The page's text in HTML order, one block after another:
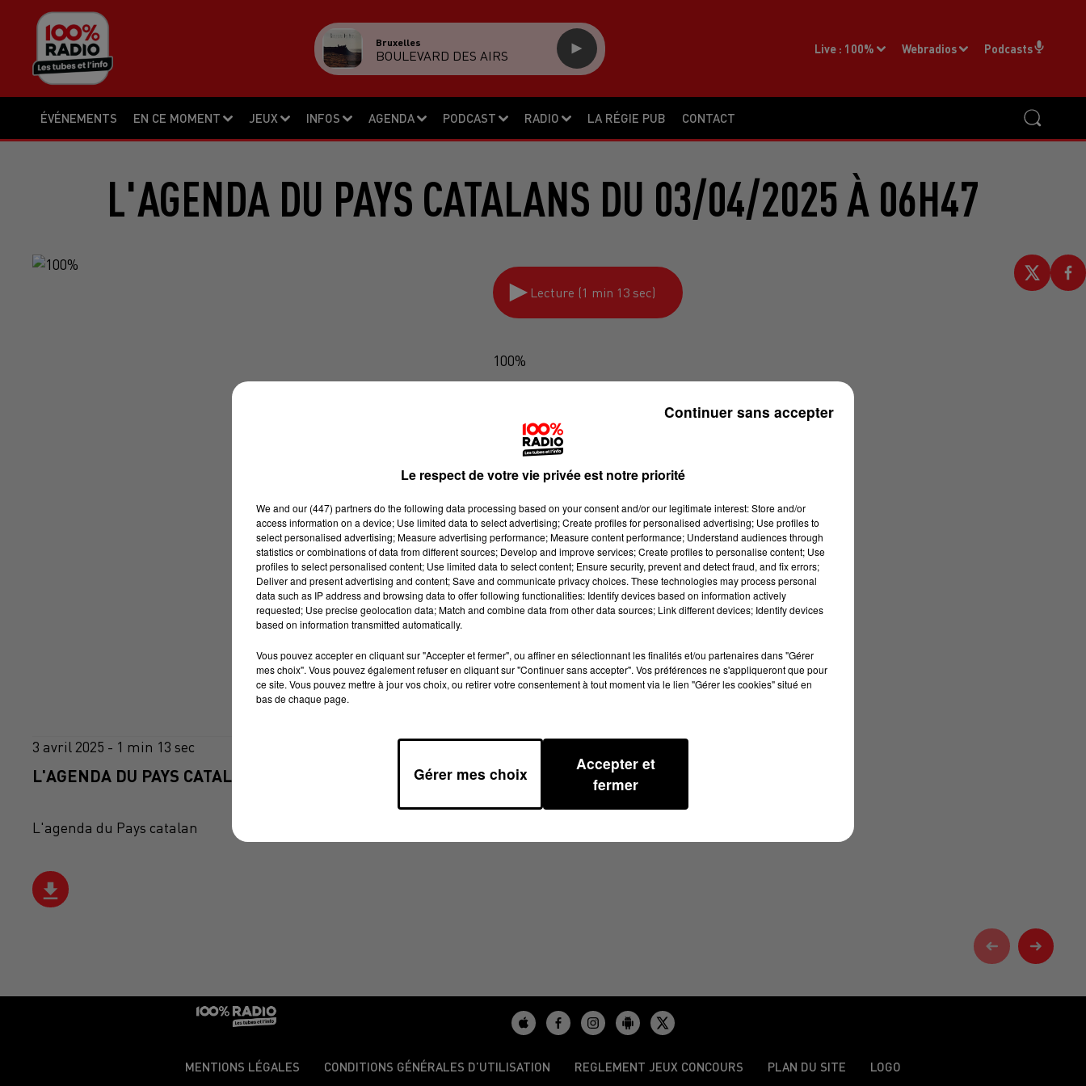
ÉVÉNEMENTS EN CE MOMENT JEUX INFOS AGENDA PODCAST RADIO LA RÉGIE PUB CONTACT
Live : 100% Webradios Podcasts
Bruxelles
BOULEVARD DES AIRS
L'AGENDA DU PAYS CATALANS DU 03/04/2025 À 06H47
Lecture (1 min 13 sec)
100%
3 avril 2025 - 1 min 13 sec
L'AGENDA DU PAYS CATALANS DU 03/04/2025 À 06H47
L'agenda du Pays catalan
MENTIONS LÉGALES CONDITIONS GÉNÉRALES D’UTILISATION REGLEMENT JEUX CONCOURS PLAN DU SITE LOGO
Le respect de votre vie privée est notre priorité
We and our (447) partnersdo the following data processing based on your consent and/or our legitimate interest: Store and/or
access information on a device; Use limited data to select advertising; Create profiles for personalised advertising; Use profiles to
select personalised advertising; Measure advertising performance; Measure content performance; Understand audiences through
statistics or combinations of data from different sources; Develop and improve services; Create profiles to personalise content; Use
profiles to select personalised content; Use limited data to select content; Ensure security, prevent and detect fraud, and fix errors;
Deliver and present advertising and content; Save and communicate privacy choices. These technologies may process personal
data such as IP address and browsing data to offer following functionalities: Identify devices based on information actively
requested; Use precise geolocation data; Match and combine data from other data sources; Link different devices; Identify devices
based on information transmitted automatically.
Vous pouvez accepter en cliquant sur "Accepter et fermer", ou affiner en sélectionnant les finalités et/ou partenaires dans "Gérer
mes choix". Vous pouvez également refuser en cliquant sur "Continuer sans accepter". Vos préférences ne s'appliqueront que pour
ce site. Vous pouvez mettre à jour vos choix, ou retirer votre consentement à tout moment via le lien "Gérer les cookies" situé en
bas de chaque page.
Gérer mes choix
Accepter et
fermer
Continuer sans accepter